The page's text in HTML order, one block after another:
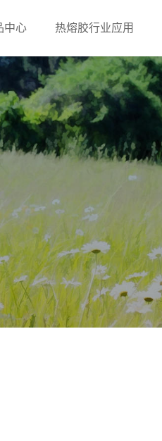
中心 热熔胶行业应用